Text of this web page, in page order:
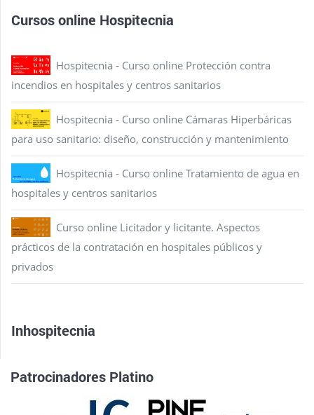
Cursos online Hospitecnia
Hospitecnia - Curso online Protección contra
incendios en hospitales y centros sanitarios
Hospitecnia - Curso online Cámaras Hiperbáricas
para uso sanitario: diseño, construcción y mantenimiento
Hospitecnia - Curso online Tratamiento de agua en
hospitales y centros sanitarios
Curso online Licitador y licitante. Aspectos
prácticos de la contratación en hospitales públicos y
privados
Inhospitecnia
Patrocinadores Platino